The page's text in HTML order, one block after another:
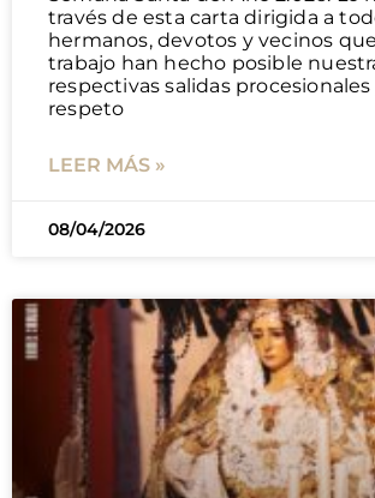
través de esta carta dirigida a
hermanos, devotos y vecinos
trabajo han hecho posible
respectivas salidas procesionales
respeto
LEER MÁS »
08/04/2026